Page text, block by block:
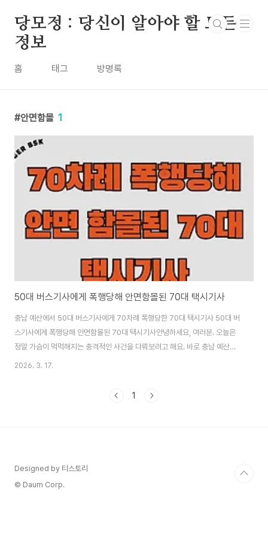
당모정 : 당신이 알아야 할 모든
정보
홈 태그 방명록
안면함몰 1
50대 버스기사에게 폭행당해 안면함몰된 70대 택시기사
충남 예산에서 50대 버스기사에게 70차례 폭행당한 70대 택시기사 50대 버
스기사에게 폭행당해 안면함몰된 70대 택시기사안녕하세요, 여러분. 오늘은
정말 가슴이 먹먹해지는 충격적인 사건을 다뤄보려고 해요. 바로 충남 예산에
서 발생한 택시기사 무차별 폭행 사건입니다. 50대 남성이 택시 안에서 70대
뇌경색까지 일으켜 의식불명 상태에 빠뜨린 끔찍한 일이에요. 게다가 가해자가
2026. 3. 17.
1
Designed by 티스토리
© Daum Corp.